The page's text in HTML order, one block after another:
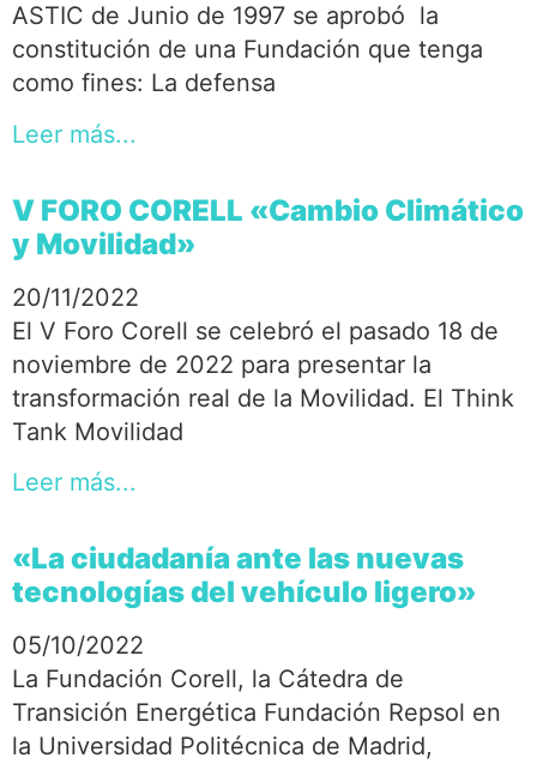
ASTIC de Junio de 1997 se aprobó la
constitución de una Fundación que tenga
como fines: La defensa
Leer más...
V FORO CORELL «Cambio Climático
y Movilidad»
20/11/2022
El V Foro Corell se celebró el pasado 18 de
noviembre de 2022 para presentar la
transformación real de la Movilidad. El Think
Tank Movilidad
Leer más...
«La ciudadanía ante las nuevas
tecnologías del vehículo ligero»
05/10/2022
La Fundación Corell, la Cátedra de
Transición Energética Fundación Repsol en
la Universidad Politécnica de Madrid,